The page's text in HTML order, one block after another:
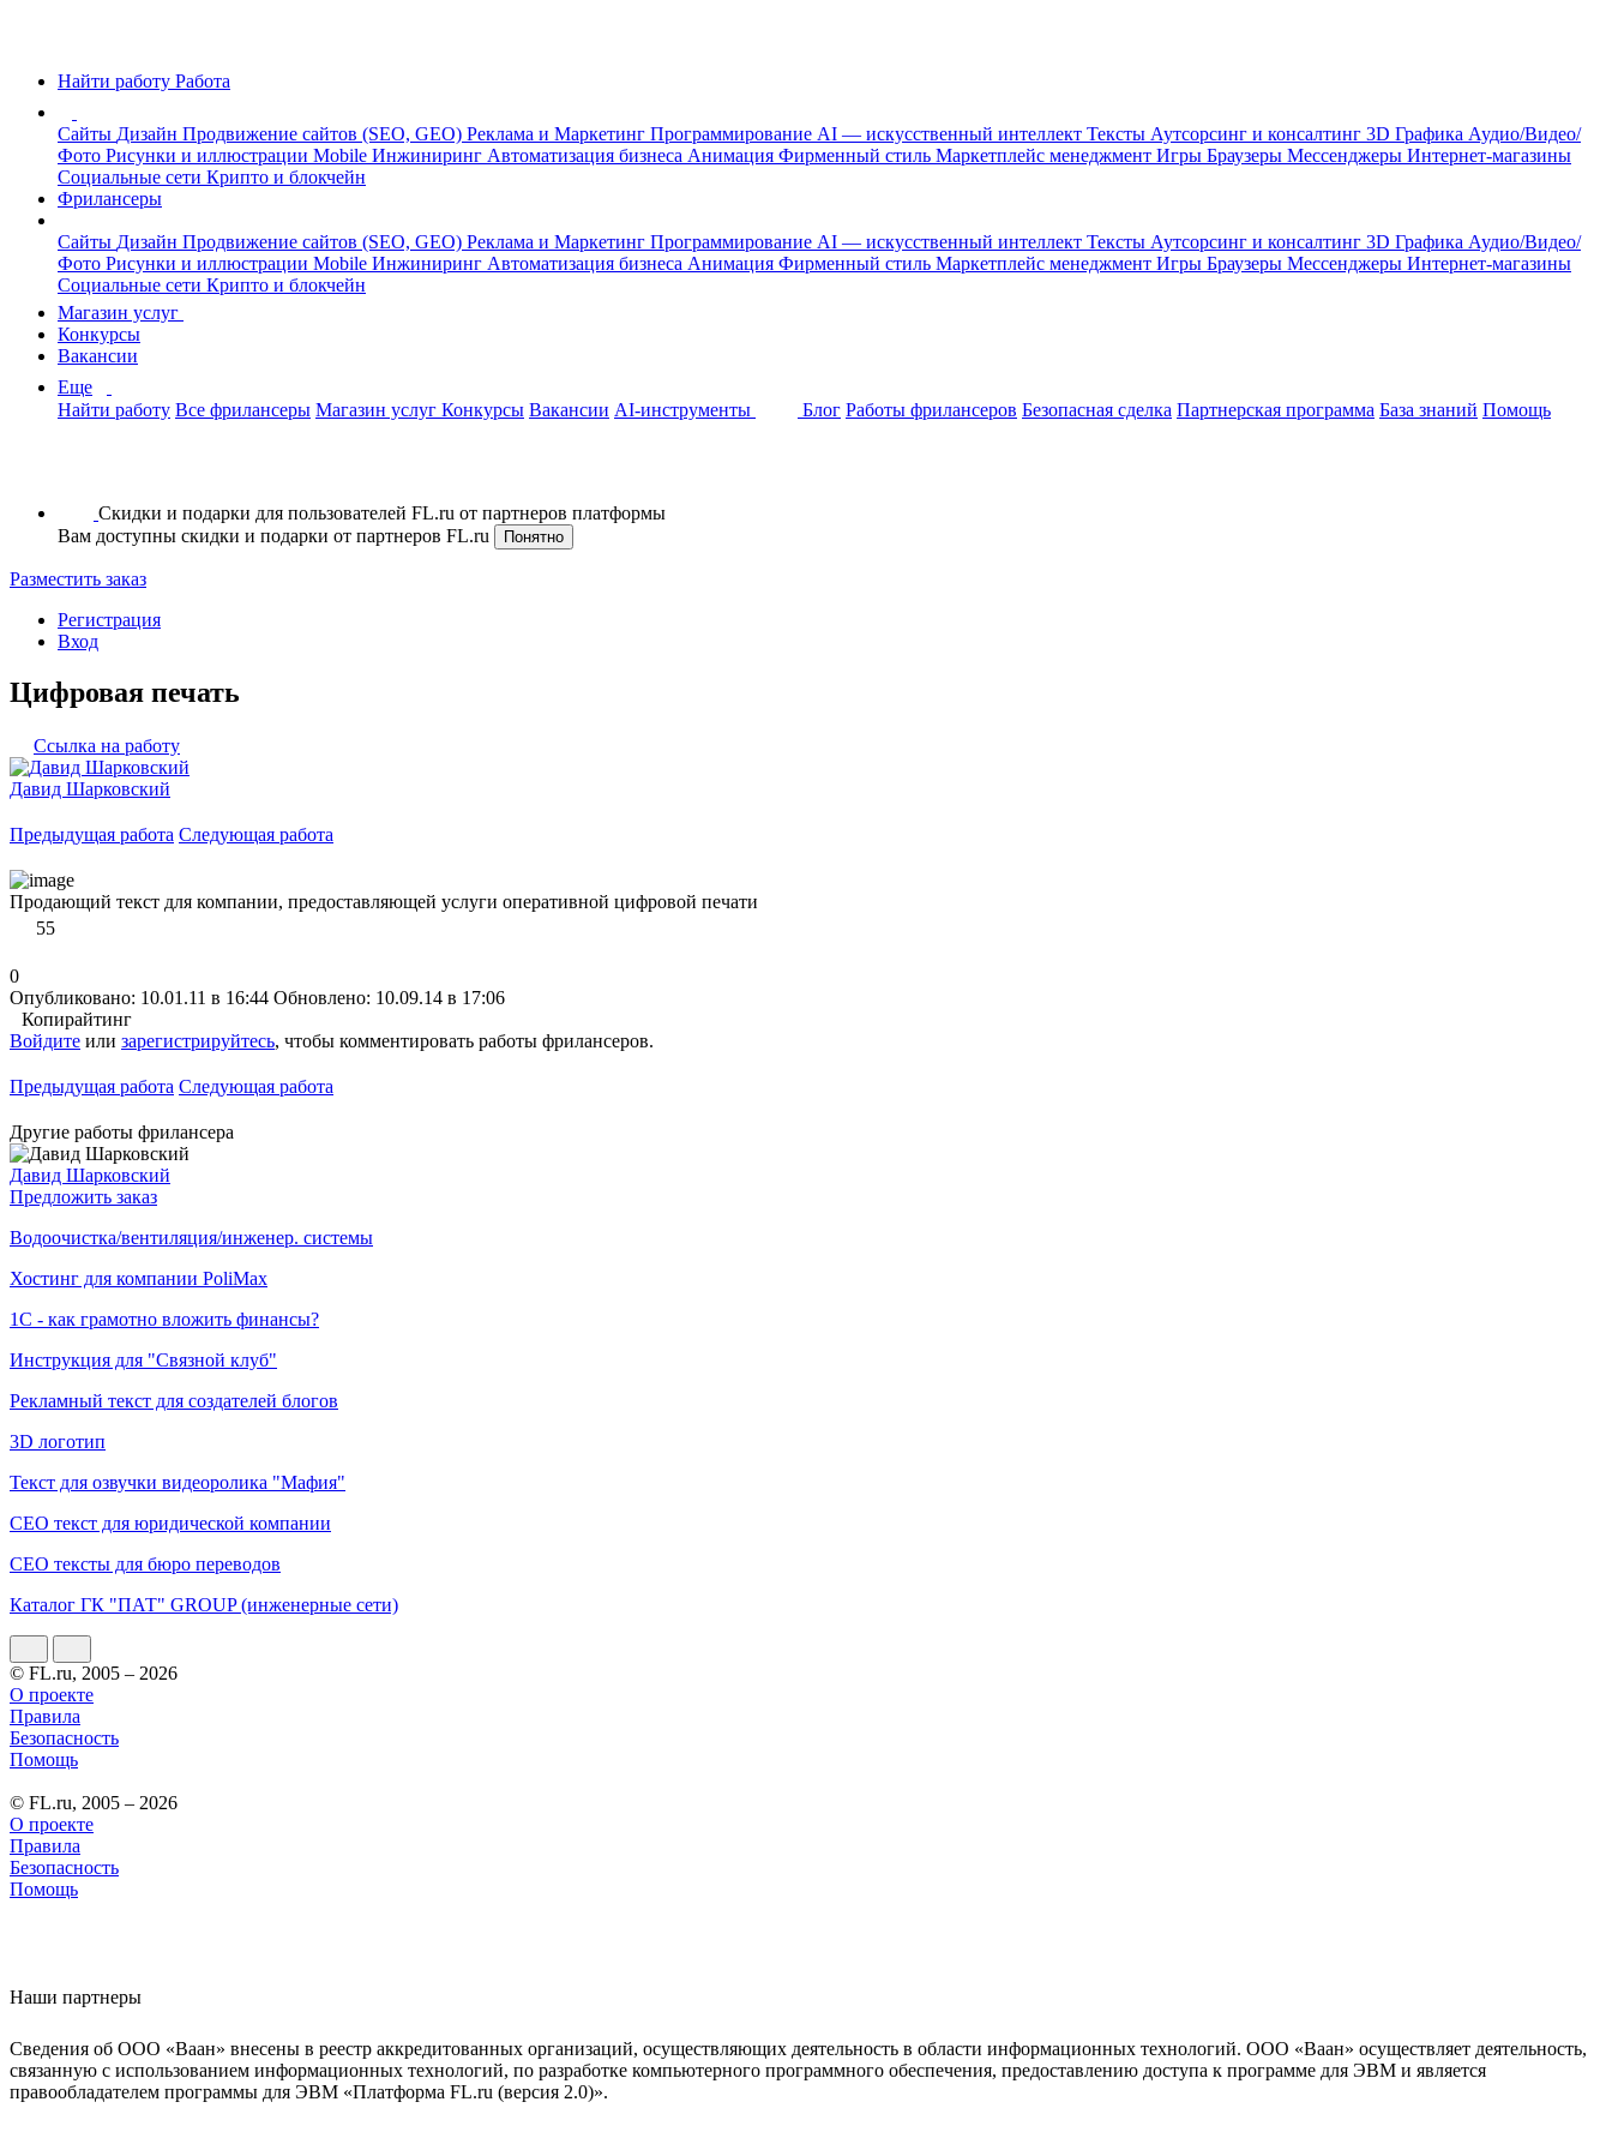
Найти работу Работа
Сайты Дизайн Продвижение сайтов (SEO, GEO) Реклама и Маркетинг Программирование AI — искусственный интеллект Тексты Аутсорсинг и консалтинг 3D Графика Аудио/Видео/
Фото Рисунки и иллюстрации Mobile Инжиниринг Автоматизация бизнеса Анимация Фирменный стиль Маркетплейс менеджмент Игры Браузеры Мессенджеры Интернет-магазины
Социальные сети Крипто и блокчейн
Фрилансеры
Сайты Дизайн Продвижение сайтов (SEO, GEO) Реклама и Маркетинг Программирование AI — искусственный интеллект Тексты Аутсорсинг и консалтинг 3D Графика Аудио/Видео/
Фото Рисунки и иллюстрации Mobile Инжиниринг Автоматизация бизнеса Анимация Фирменный стиль Маркетплейс менеджмент Игры Браузеры Мессенджеры Интернет-магазины
Социальные сети Крипто и блокчейн
Магазин услуг
Конкурсы
Вакансии
Еще
Найти работу Все фрилансеры Магазин услуг Конкурсы Вакансии AI-инструменты Блог Работы фрилансеров Безопасная сделка Партнерская программа База знаний Помощь
Скидки и подарки для пользователей FL.ru от партнеров платформы
Вам доступны скидки и подарки от партнеров FL.ru
Понятно
Разместить заказ
Регистрация
Вход
Цифровая печать
Ссылка на работу
Давид Шарковский
Предыдущая работа Следующая работа
Продающий текст для компании, предоставляющей услуги оперативной цифровой печати
55
0
Опубликовано: 10.01.11 в 16:44 Обновлено: 10.09.14 в 17:06
Копирайтинг
Войдите или зарегистрируйтесь, чтобы комментировать работы фрилансеров.
Предыдущая работа Следующая работа
Другие работы фрилансера
Давид Шарковский
Предложить заказ
Водоочистка/вентиляция/инженер. системы
Хостинг для компании PoliMax
1С - как грамотно вложить финансы?
Инструкция для "Связной клуб"
Рекламный текст для создателей блогов
3D логотип
Текст для озвучки видеоролика "Мафия"
СЕО текст для юридической компании
СЕО тексты для бюро переводов
Каталог ГК "ПАТ" GROUP (инженерные сети)
© FL.ru, 2005 – 2026
О проекте
Правила
Безопасность
Помощь
© FL.ru, 2005 – 2026
О проекте
Правила
Безопасность
Помощь
Наши партнеры
Сведения об ООО «Ваан» внесены в реестр аккредитованных организаций, осуществляющих деятельность в области информационных технологий. ООО «Ваан» осуществляет деятельность,
связанную с использованием информационных технологий, по разработке компьютерного программного обеспечения, предоставлению доступа к программе для ЭВМ и является
правообладателем программы для ЭВМ «Платформа FL.ru (версия 2.0)».